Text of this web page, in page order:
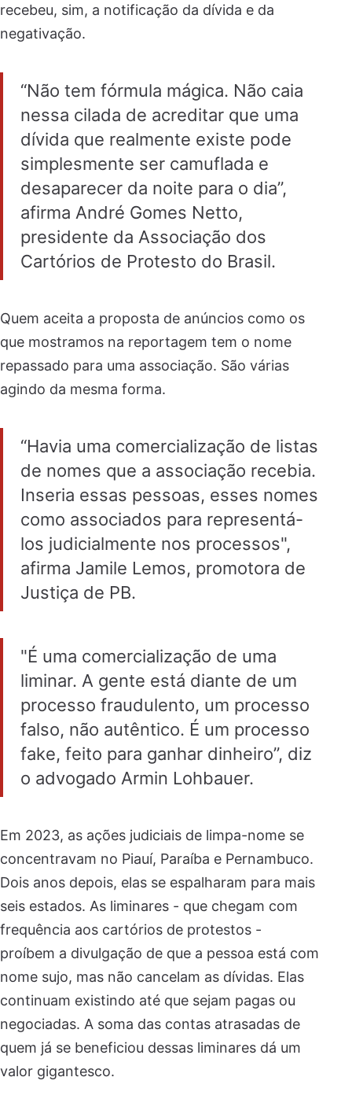
recebeu, sim, a notificação da dívida e da
negativação.
“Não tem fórmula mágica. Não caia
nessa cilada de acreditar que uma
dívida que realmente existe pode
simplesmente ser camuflada e
desaparecer da noite para o dia”,
afirma André Gomes Netto,
presidente da Associação dos
Cartórios de Protesto do Brasil.
Quem aceita a proposta de anúncios como os
que mostramos na reportagem tem o nome
repassado para uma associação. São várias
agindo da mesma forma.
“Havia uma comercialização de listas
de nomes que a associação recebia.
Inseria essas pessoas, esses nomes
como associados para representá-
los judicialmente nos processos",
afirma Jamile Lemos, promotora de
Justiça de PB.
"É uma comercialização de uma
liminar. A gente está diante de um
processo fraudulento, um processo
falso, não autêntico. É um processo
fake, feito para ganhar dinheiro”, diz
o advogado Armin Lohbauer.
Em 2023, as ações judiciais de limpa-nome se
concentravam no Piauí, Paraíba e Pernambuco.
Dois anos depois, elas se espalharam para mais
seis estados. As liminares - que chegam com
frequência aos cartórios de protestos -
proíbem a divulgação de que a pessoa está com
nome sujo, mas não cancelam as dívidas. Elas
continuam existindo até que sejam pagas ou
negociadas. A soma das contas atrasadas de
quem já se beneficiou dessas liminares dá um
valor gigantesco.